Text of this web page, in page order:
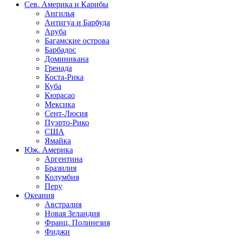
Сев. Америка и Карибы
Ангилья
Антигуа и Барбуда
Аруба
Багамские острова
Барбадос
Доминикана
Гренада
Коста-Рика
Куба
Кюрасао
Мексика
Сент-Люсия
Пуэрто-Рико
США
Ямайка
Юж. Америка
Аргентина
Бразилия
Колумбия
Перу
Океания
Австралия
Новая Зеландия
Франц. Полинезия
Фиджи